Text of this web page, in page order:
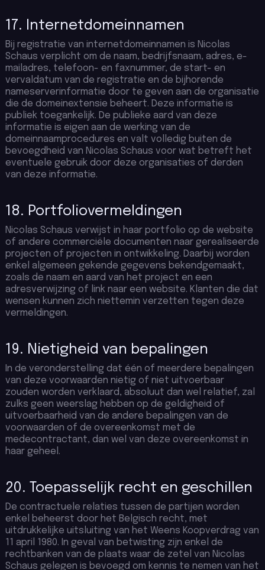
17. Internetdomeinnamen
Bij registratie van internetdomeinnamen is Nicolas
Schaus verplicht om de naam, bedrijfsnaam, adres, e-
mailadres, telefoon- en faxnummer, de start- en
vervaldatum van de registratie en de bijhorende
nameserverinformatie door te geven aan de organisatie
die de domeinextensie beheert. Deze informatie is
publiek toegankelijk. De publieke aard van deze
informatie is eigen aan de werking van de
domeinnaamprocedures en valt volledig buiten de
bevoegdheid van Nicolas Schaus voor wat betreft het
eventuele gebruik door deze organisaties of derden
van deze informatie.
18. Portfoliovermeldingen
Nicolas Schaus verwijst in haar portfolio op de website
of andere commerciële documenten naar gerealiseerde
projecten of projecten in ontwikkeling. Daarbij worden
enkel algemeen gekende gegevens bekendgemaakt,
zoals de naam en aard van het project en een
adresverwijzing of link naar een website. Klanten die dat
wensen kunnen zich niettemin verzetten tegen deze
vermeldingen.
19. Nietigheid van bepalingen
In de veronderstelling dat één of meerdere bepalingen
van deze voorwaarden nietig of niet uitvoerbaar
zouden worden verklaard, absoluut dan wel relatief, zal
zulks geen weerslag hebben op de geldigheid of
uitvoerbaarheid van de andere bepalingen van de
voorwaarden of de overeenkomst met de
medecontractant, dan wel van deze overeenkomst in
haar geheel.
20. Toepasselijk recht en geschillen
De contractuele relaties tussen de partijen worden
enkel beheerst door het Belgisch recht, met
uitdrukkelijke uitsluiting van het Weens Koopverdrag van
11 april 1980. In geval van betwisting zijn enkel de
rechtbanken van de plaats waar de zetel van Nicolas
Schaus gelegen is bevoegd om kennis te nemen van het